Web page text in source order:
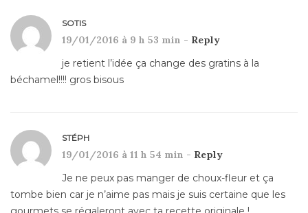
SOTIS
19/01/2016 à 9 h 53 min - Reply
je retient l’idée ça change des gratins à la
béchamel!!!! gros bisous
STÉPH
19/01/2016 à 11 h 54 min - Reply
Je ne peux pas manger de choux-fleur et ça
tombe bien car je n’aime pas mais je suis certaine que les